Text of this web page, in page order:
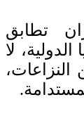
تطابق
لا
النزاعات،